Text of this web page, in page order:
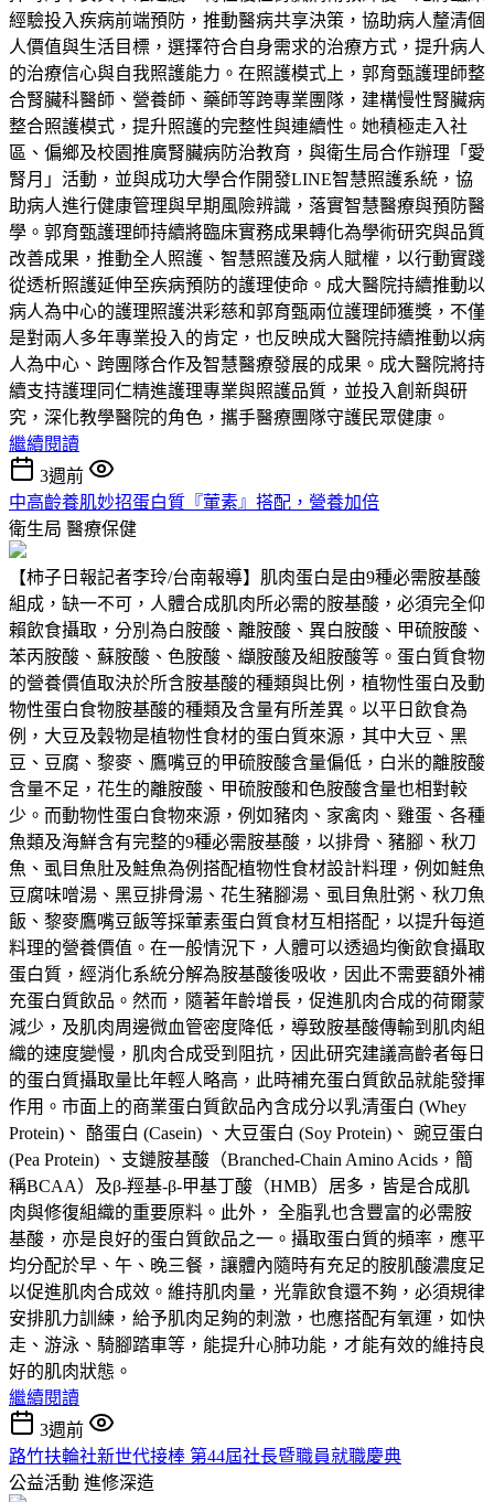
經驗投入疾病前端預防，推動醫病共享決策，協助病人釐清個
人價值與生活目標，選擇符合自身需求的治療方式，提升病人
的治療信心與自我照護能力。在照護模式上，郭育甄護理師整
合腎臟科醫師、營養師、藥師等跨專業團隊，建構慢性腎臟病
整合照護模式，提升照護的完整性與連續性。她積極走入社
區、偏鄉及校園推廣腎臟病防治教育，與衛生局合作辦理「愛
腎月」活動，並與成功大學合作開發LINE智慧照護系統，協
助病人進行健康管理與早期風險辨識，落實智慧醫療與預防醫
學。郭育甄護理師持續將臨床實務成果轉化為學術研究與品質
改善成果，推動全人照護、智慧照護及病人賦權，以行動實踐
從透析照護延伸至疾病預防的護理使命。成大醫院持續推動以
病人為中心的護理照護洪彩慈和郭育甄兩位護理師獲獎，不僅
是對兩人多年專業投入的肯定，也反映成大醫院持續推動以病
人為中心、跨團隊合作及智慧醫療發展的成果。成大醫院將持
續支持護理同仁精進護理專業與照護品質，並投入創新與研
究，深化教學醫院的角色，攜手醫療團隊守護民眾健康。
繼續閱讀
3週前
中高齡養肌妙招蛋白質『葷素』搭配，營養加倍
衛生局 醫療保健
【柿子日報記者李玲/台南報導】肌肉蛋白是由9種必需胺基酸
組成，缺一不可，人體合成肌肉所必需的胺基酸，必須完全仰
賴飲食攝取，分別為白胺酸、離胺酸、異白胺酸、甲硫胺酸、
苯丙胺酸、蘇胺酸、色胺酸、纈胺酸及組胺酸等。蛋白質食物
的營養價值取決於所含胺基酸的種類與比例，植物性蛋白及動
物性蛋白食物胺基酸的種類及含量有所差異。以平日飲食為
例，大豆及穀物是植物性食材的蛋白質來源，其中大豆、黑
豆、豆腐、黎麥、鷹嘴豆的甲硫胺酸含量偏低，白米的離胺酸
含量不足，花生的離胺酸、甲硫胺酸和色胺酸含量也相對較
少。而動物性蛋白食物來源，例如豬肉、家禽肉、雞蛋、各種
魚類及海鮮含有完整的9種必需胺基酸，以排骨、豬腳、秋刀
魚、虱目魚肚及鮭魚為例搭配植物性食材設計料理，例如鮭魚
豆腐味噌湯、黑豆排骨湯、花生豬腳湯、虱目魚肚粥、秋刀魚
飯、黎麥鷹嘴豆飯等採葷素蛋白質食材互相搭配，以提升每道
料理的營養價值。在一般情況下，人體可以透過均衡飲食攝取
蛋白質，經消化系統分解為胺基酸後吸收，因此不需要額外補
充蛋白質飲品。然而，隨著年齡增長，促進肌肉合成的荷爾蒙
減少，及肌肉周邊微血管密度降低，導致胺基酸傳輸到肌肉組
織的速度變慢，肌肉合成受到阻抗，因此研究建議高齡者每日
的蛋白質攝取量比年輕人略高，此時補充蛋白質飲品就能發揮
作用。市面上的商業蛋白質飲品內含成分以乳清蛋白 (Whey
Protein)、 酪蛋白 (Casein) 、大豆蛋白 (Soy Protein)、 豌豆蛋白
(Pea Protein) 、支鏈胺基酸（Branched-Chain Amino Acids，簡
稱BCAA）及β-羥基-β-甲基丁酸（HMB）居多，皆是合成肌
肉與修復組織的重要原料。此外， 全脂乳也含豐富的必需胺
基酸，亦是良好的蛋白質飲品之一。攝取蛋白質的頻率，應平
均分配於早、午、晚三餐，讓體內隨時有充足的胺肌酸濃度足
以促進肌肉合成效。維持肌肉量，光靠飲食還不夠，必須規律
安排肌力訓練，給予肌肉足夠的刺激，也應搭配有氧運，如快
走、游泳、騎腳踏車等，能提升心肺功能，才能有效的維持良
好的肌肉狀態。
繼續閱讀
3週前
路竹扶輪社新世代接棒 第44屆社長暨職員就職慶典
公益活動 進修深造